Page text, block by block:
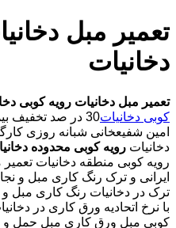
تعمیر مبل
دخانیات
تعمیر مبل دخانیات رویه کوبی
کوبی دخانیات
امین شفیعخانی شبانه روزی
دخانیات رویه کوبی محدوده
رویه کوبی منطقه دخانیات تعمیر
ایرانی و ترک رنگ کاری مبل و
ترک در دخانیات رنگ کاری مبل و
با نرخ اتحادیه ورق کاری در
کوبی مبل ورق کاری مبل حمل و